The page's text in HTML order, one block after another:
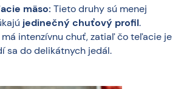
mäso: Tieto druhy sú menej
jedinečný chuťový profil.
intenzívnu chuť, zatiaľ čo teľacie je
sa do delikátnych jedál.